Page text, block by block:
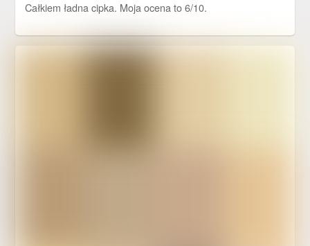
Całkiem ładna cipka. Moja ocena to 6/10.